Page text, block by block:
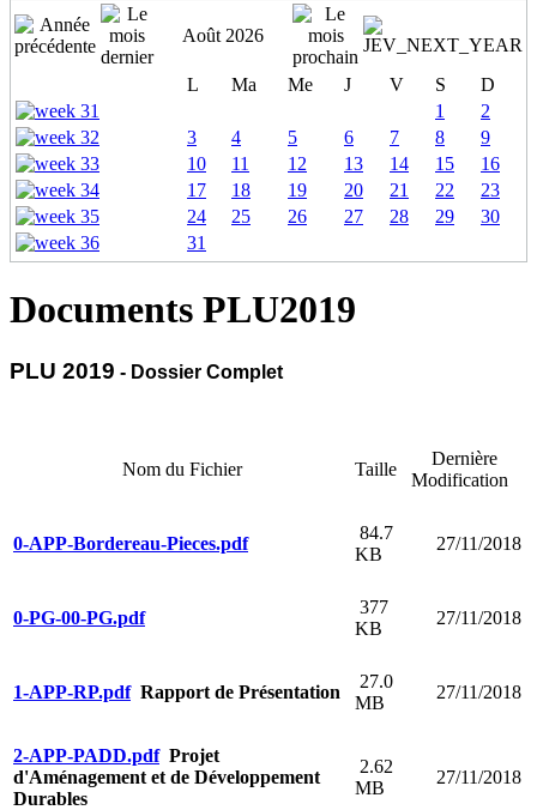
Août 2026
L Ma Me J V S
D
1
2
3
4 5 6 7 8
9
10
11 12 13 14 15
16
17
18 19 20 21 22
23
24
25 26 27 28 29
30
31
Documents PLU2019
PLU 2019 - Dossier Complet
Nom du Fichier Taille
Dernière
Modification
0-APP-Bordereau-Pieces.pdf
84.7
KB
27/11/2018
0-PG-00-PG.pdf
377
KB
27/11/2018
1-APP-RP.pdfRapport de Présentation
27.0
MB
27/11/2018
2-APP-PADD.pdfProjet
d'Aménagement et de Développement
Durables
2.62
MB
27/11/2018